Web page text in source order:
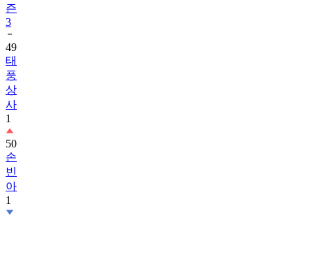
즌
3
49
태
풍
상
사
1
50
손
빈
아
1